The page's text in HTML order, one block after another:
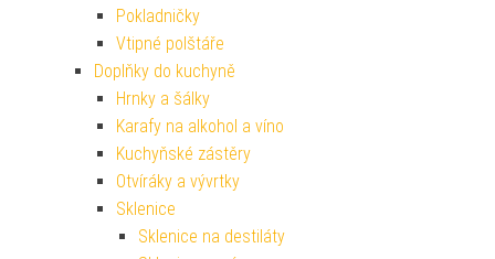
Pokladničky
Vtipné polštáře
Doplňky do kuchyně
Hrnky a šálky
Karafy na alkohol a víno
Kuchyňské zástěry
Otvíráky a vývrtky
Sklenice
Sklenice na destiláty